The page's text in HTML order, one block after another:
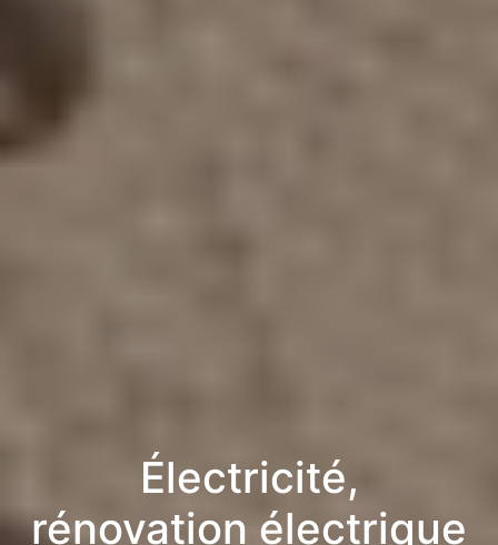
Électricité,
rénovation électrique